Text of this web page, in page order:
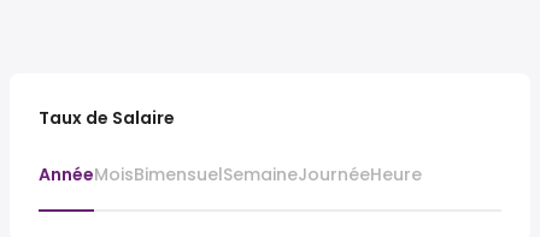
Taux de Salaire
AnnéeMoisBimensuelSemaineJournéeHeure